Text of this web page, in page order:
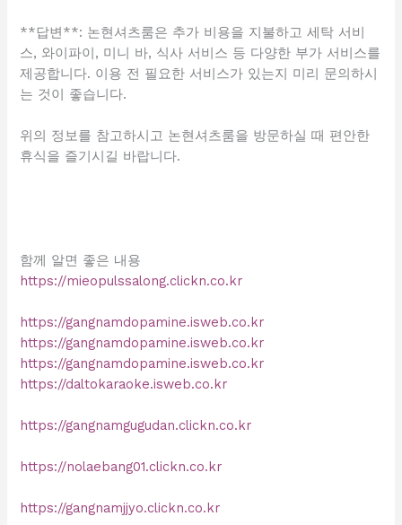
**답변**: 논현셔츠룸은 추가 비용을 지불하고 세탁 서비
스, 와이파이, 미니 바, 식사 서비스 등 다양한 부가 서비스를
제공합니다. 이용 전 필요한 서비스가 있는지 미리 문의하시
는 것이 좋습니다.
위의 정보를 참고하시고 논현셔츠룸을 방문하실 때 편안한
휴식을 즐기시길 바랍니다.
함께 알면 좋은 내용
https://mieopulssalong.clickn.co.kr
https://gangnamdopamine.isweb.co.kr
https://gangnamdopamine.isweb.co.kr
https://gangnamdopamine.isweb.co.kr
https://daltokaraoke.isweb.co.kr
https://gangnamgugudan.clickn.co.kr
https://nolaebang01.clickn.co.kr
https://gangnamjjyo.clickn.co.kr